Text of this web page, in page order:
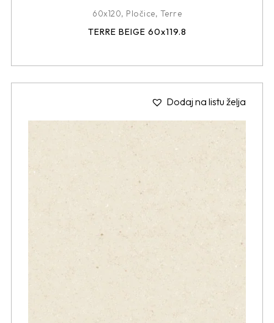
60x120, Pločice, Terre
TERRE BEIGE 60x119.8
Dodaj na listu želja